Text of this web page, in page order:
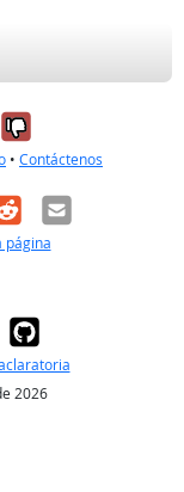
útil
No, no fue
• Contáctenos
Correo
página
2026